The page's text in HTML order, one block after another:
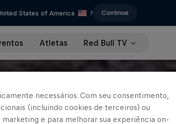
States of America ? Continue
Atletas Red Bull TV
necessários. Com seu consentimento,
(incluindo cookies de terceiros) ou
e para melhorar sua experiência on-